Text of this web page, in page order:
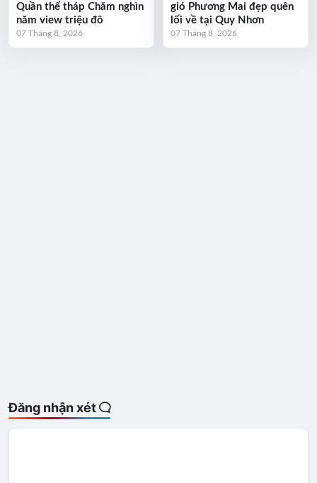
Quần thể tháp Chăm nghìn
năm view triệu đô
07 Tháng 8, 2026
gió Phương Mai đẹp quên
lối về tại Quy Nhơn
07 Tháng 8, 2026
Đăng nhận xét